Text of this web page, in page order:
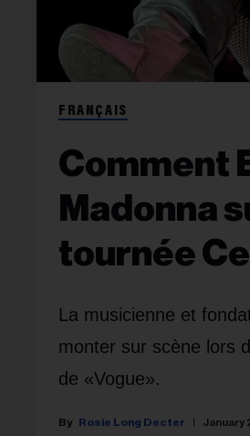
FRANÇAIS
Comment
Madonna
tournée
La musicienne et
monter sur scène lors
de «Vogue».
Rosie Long Decter January